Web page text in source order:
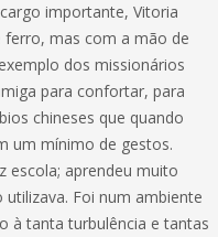
importante, Vitoria
ferro, mas com a mão de
dos missionários
para confortar, para
chineses que quando
um mínimo de gestos.
escola; aprendeu muito
Foi num ambiente
à tanta turbulência e tantas